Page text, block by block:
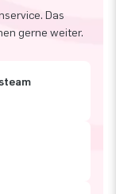
Das
gerne weiter.